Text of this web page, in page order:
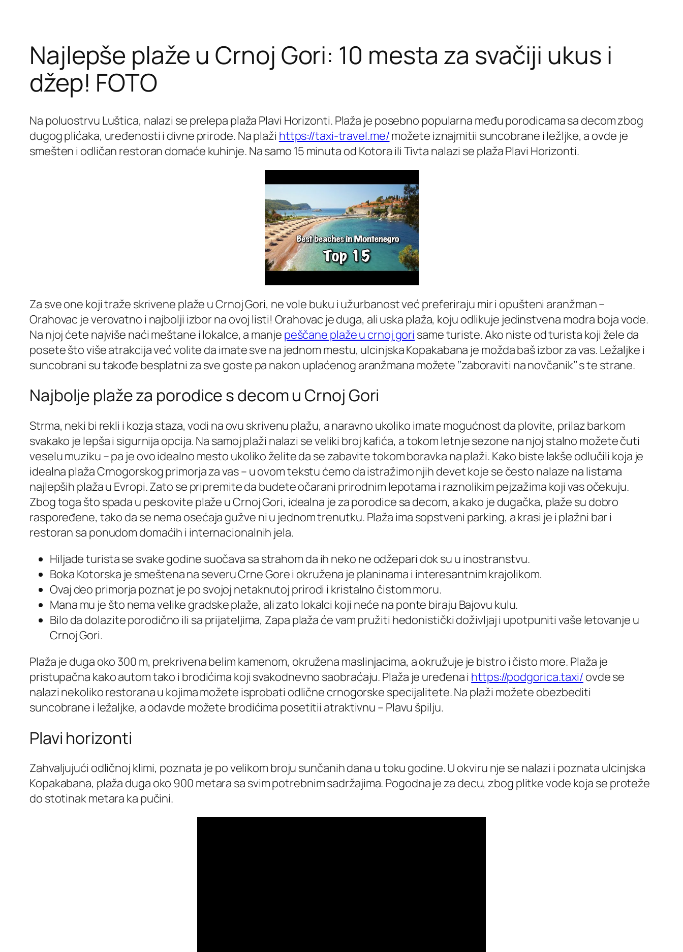
Najlepše plaže u Crnoj Gori: 10 mesta za svačiji ukus i
džep! FOTO
Na poluostrvu Luštica, nalazi se prelepa plaža Plavi Horizonti. Plaža je posebno popularna među porodicama sa decom zbog
dugog plićaka, uređenosti i divne prirode. Na plaži https://taxi-travel.me/možete iznajmitii suncobrane i ležljke, a ovde je
smešten i odličan restoran domaće kuhinje. Na samo 15 minuta od Kotora ili Tivta nalazi se plaža Plavi Horizonti.
Za sve one koji traže skrivene plaže u Crnoj Gori, ne vole buku i užurbanost već preferiraju mir i opušteni aranžman –
Orahovac je verovatno i najbolji izbor na ovoj listi! Orahovac je duga, ali uska plaža, koju odlikuje jedinstvena modra boja vode.
Na njoj ćete najviše naći meštane i lokalce, a manje peščane plaže u crnoj gori same turiste. Ako niste od turista koji žele da
posete što više atrakcija već volite da imate sve na jednom mestu, ulcinjska Kopakabana je možda baš izbor za vas. Ležaljke i
suncobrani su takođe besplatni za sve goste pa nakon uplaćenog aranžmana možete ‘’zaboraviti na novčanik’’ s te strane.
Najbolje plaže za porodice s decom u Crnoj Gori
Strma, neki bi rekli i kozja staza, vodi na ovu skrivenu plažu, a naravno ukoliko imate mogućnost da plovite, prilaz barkom
svakako je lepša i sigurnija opcija. Na samoj plaži nalazi se veliki broj kafića, a tokom letnje sezone na njoj stalno možete čuti
veselu muziku – pa je ovo idealno mesto ukoliko želite da se zabavite tokom boravka na plaži. Kako biste lakše odlučili koja je
idealna plaža Crnogorskog primorja za vas – u ovom tekstu ćemo da istražimo njih devet koje se često nalaze na listama
najlepših plaža u Evropi. Zato se pripremite da budete očarani prirodnim lepotama i raznolikim pejzažima koji vas očekuju.
Zbog toga što spada u peskovite plaže u Crnoj Gori, idealna je za porodice sa decom, a kako je dugačka, plaže su dobro
raspoređene, tako da se nema osećaja gužve ni u jednom trenutku. Plaža ima sopstveni parking, a krasi je i plažni bar i
restoran sa ponudom domaćih i internacionalnih jela.
Hiljade turista se svake godine suočava sa strahom da ih neko ne odžepari dok su u inostranstvu.
Boka Kotorska je smeštena na severu Crne Gore i okružena je planinama i interesantnim krajolikom.
Ovaj deo primorja poznat je po svojoj netaknutoj prirodi i kristalno čistom moru.
Mana mu je što nema velike gradske plaže, ali zato lokalci koji neće na ponte biraju Bajovu kulu.
Bilo da dolazite porodično ili sa prijateljima, Zapa plaža će vam pružiti hedonistički doživljaj i upotpuniti vaše letovanje u
Crnoj Gori.
Plaža je duga oko 300 m, prekrivena belim kamenom, okružena maslinjacima, a okružuje je bistro i čisto more. Plaža je
pristupačna kako autom tako i brodićima koji svakodnevno saobraćaju. Plaža je uređena i https://podgorica.taxi/ ovde se
nalazi nekoliko restorana u kojima možete isprobati odlične crnogorske specijalitete. Na plaži možete obezbediti
suncobrane i ležaljke, a odavde možete brodićima posetitii atraktivnu – Plavu špilju.
Plavi horizonti
Zahvaljujući odličnoj klimi, poznata je po velikom broju sunčanih dana u toku godine. U okviru nje se nalazi i poznata ulcinjska
Kopakabana, plaža duga oko 900 metara sa svim potrebnim sadržajima. Pogodna je za decu, zbog plitke vode koja se proteže
do stotinak metara ka pučini.